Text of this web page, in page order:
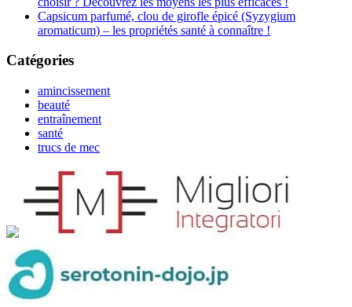
Capsicum parfumé, clou de girofle épicé (Syzygium
aromaticum) – les propriétés santé à connaître !
Catégories
amincissement
beauté
entraînement
santé
trucs de mec